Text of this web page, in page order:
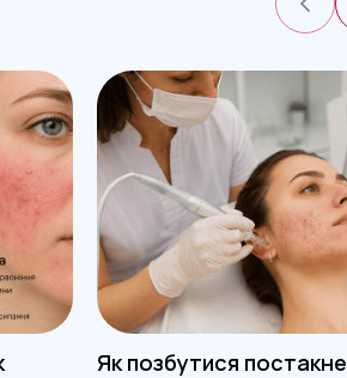
Як позбутися постакне